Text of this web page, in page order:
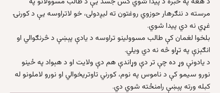
مرسته د ننګرهار حوزوي روغتون ته لیږدولی، خو لاتراوسه یې د کورنۍ
غړي نه دي پيدا شوي.
بلخوا لغمان کې طالب مسوولینو تراوسه د یادې پېښې د څرنګوالي او
انګېزې په تړاو څه نه دي ویلي.
د یادونې وړ ده چې تر دې وړاندې هم دې ولایت او د هېواد په ځینو
نورو سیمو کې د ناموس په نوم، کورني تاوتریخوالي او نورو لاملونو له
کبله ورته پېښې رامنځته شوي دي.